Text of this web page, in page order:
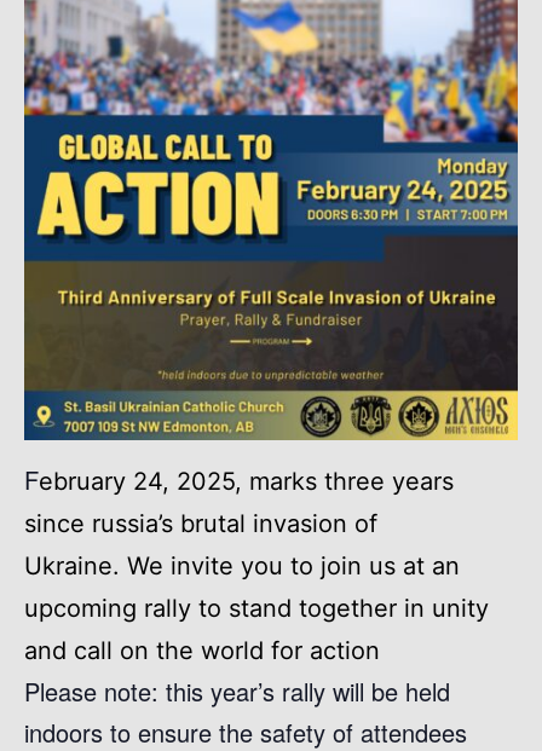
February 24, 2025, marks three years
since russia’s brutal invasion of
Ukraine. We invite you to join us at an
upcoming rally to stand together in unity
and call on the world for action
Please note: this year’s rally will be held
indoors to ensure the safety of attendees